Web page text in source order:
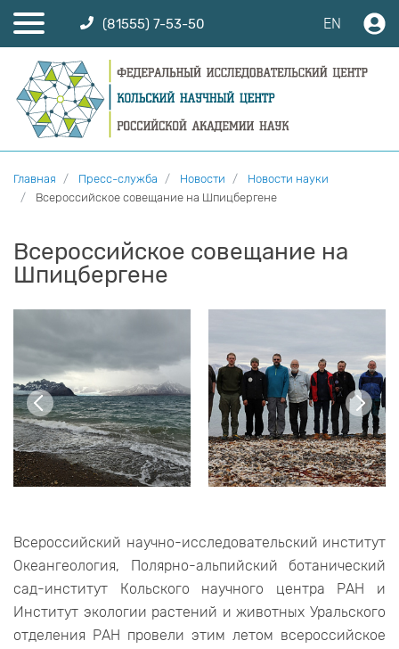
(81555) 7-53-50 EN
Главная Пресс-служба Новости
Новости науки
Всероссийское совещание на Шпицбергене
Всероссийское совещание на
Шпицбергене
Всероссийский научно-исследовательский институт
Океангеология, Полярно-альпийский ботанический
сад-институт Кольского научного центра РАН и
Институт экологии растений и животных Уральского
отделения РАН провели этим летом всероссийское